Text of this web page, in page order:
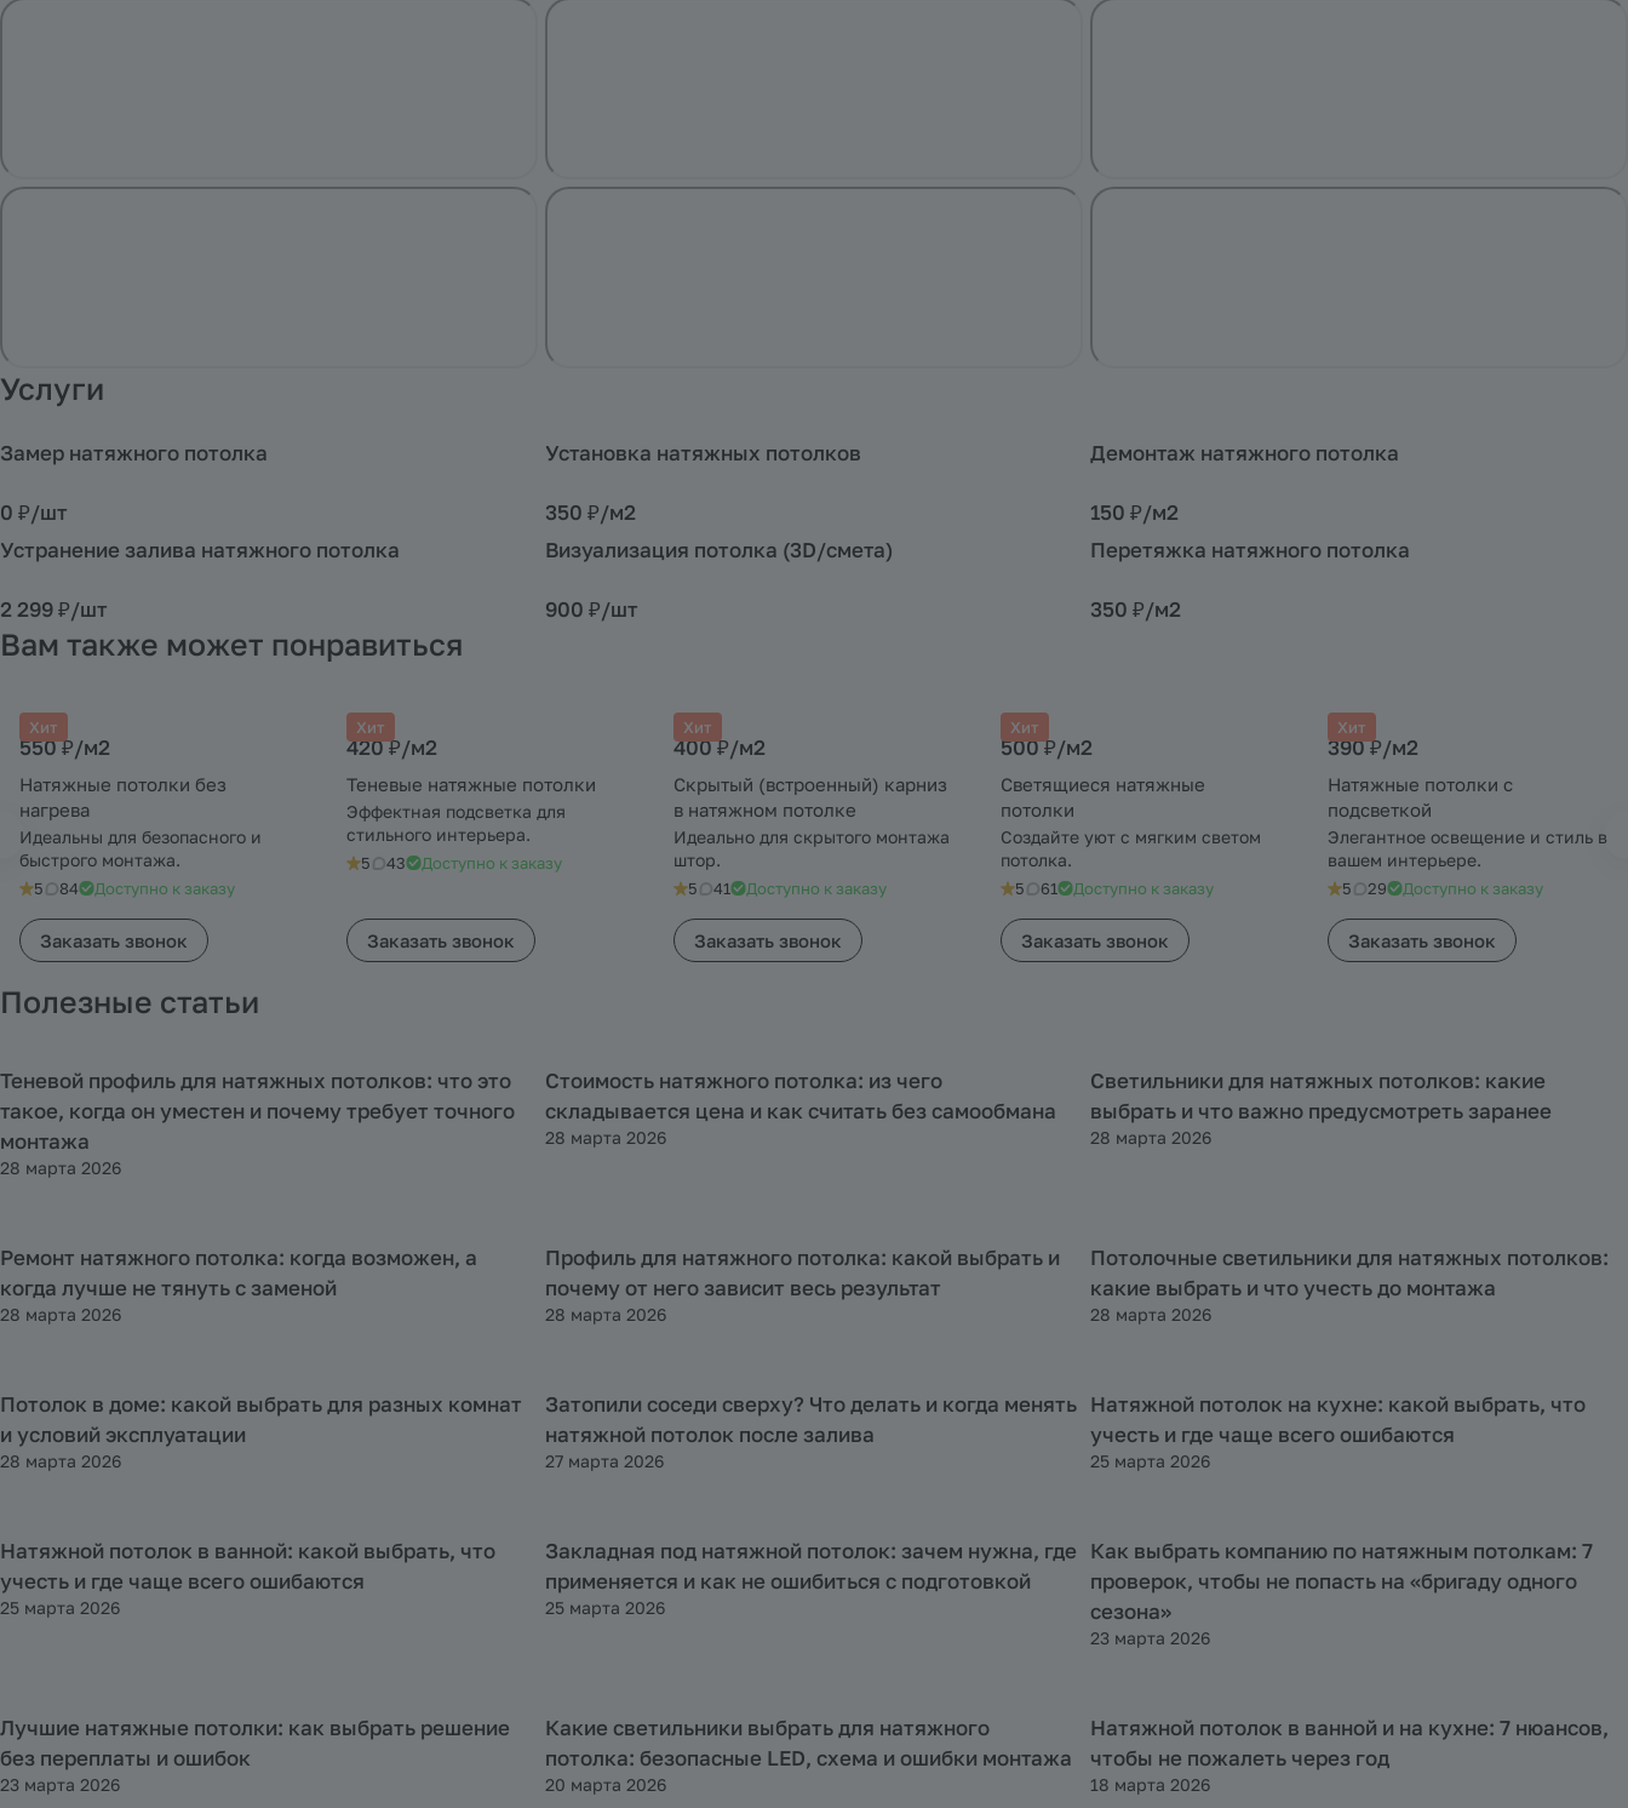
Услуги
Замер натяжного потолка
0 ₽/шт
Установка натяжных потолков
350 ₽/м2
Демонтаж натяжного потолка
150 ₽/м2
Устранение залива натяжного потолка
2 299 ₽/шт
Визуализация потолка (3D/смета)
900 ₽/шт
Перетяжка натяжного потолка
350 ₽/м2
Вам также может понравиться
Хит
550 ₽/м2
Натяжные потолки без
нагрева
Идеальны для безопасного и
быстрого монтажа.
5 84 Доступно к заказу
Заказать звонок
Хит
420 ₽/м2
Теневые натяжные потолки
Эффектная подсветка для
стильного интерьера.
5 43 Доступно к заказу
Заказать звонок
Хит
400 ₽/м2
Скрытый (встроенный) карниз
в натяжном потолке
Идеально для скрытого монтажа
штор.
5 41 Доступно к заказу
Заказать звонок
Хит
500 ₽/м2
Светящиеся натяжные
потолки
Создайте уют с мягким светом
потолка.
5 61 Доступно к заказу
Заказать звонок
Хит
390 ₽/м2
Натяжные потолки с
подсветкой
Элегантное освещение и стиль в
вашем интерьере.
5 29 Доступно к заказу
Заказать звонок
Полезные статьи
Полезная информация
Теневой профиль для натяжных потолков: что это
такое, когда он уместен и почему требует точного
монтажа
28 марта 2026
Полезная информация
Стоимость натяжного потолка: из чего
складывается цена и как считать без самообмана
28 марта 2026
Полезная информация
Светильники для натяжных потолков: какие
выбрать и что важно предусмотреть заранее
28 марта 2026
Полезная информация
Ремонт натяжного потолка: когда возможен, а
когда лучше не тянуть с заменой
28 марта 2026
Полезная информация
Профиль для натяжного потолка: какой выбрать и
почему от него зависит весь результат
28 марта 2026
Полезная информация
Потолочные светильники для натяжных потолков:
какие выбрать и что учесть до монтажа
28 марта 2026
Полезная информация
Потолок в доме: какой выбрать для разных комнат
и условий эксплуатации
28 марта 2026
Полезная информация
Затопили соседи сверху? Что делать и когда менять
натяжной потолок после залива
27 марта 2026
Полезная информация
Натяжной потолок на кухне: какой выбрать, что
учесть и где чаще всего ошибаются
25 марта 2026
Полезная информация
Натяжной потолок в ванной: какой выбрать, что
учесть и где чаще всего ошибаются
25 марта 2026
Полезная информация
Закладная под натяжной потолок: зачем нужна, где
применяется и как не ошибиться с подготовкой
25 марта 2026
Полезная информация
Как выбрать компанию по натяжным потолкам: 7
проверок, чтобы не попасть на «бригаду одного
сезона»
23 марта 2026
Полезная информация
Лучшие натяжные потолки: как выбрать решение
без переплаты и ошибок
23 марта 2026
Полезная информация
Какие светильники выбрать для натяжного
потолка: безопасные LED, схема и ошибки монтажа
20 марта 2026
Полезная информация
Натяжной потолок в ванной и на кухне: 7 нюансов,
чтобы не пожалеть через год
18 марта 2026